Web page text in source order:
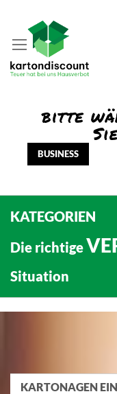
BUSINESS
KATEGORIEN
Die richtige
Situation
KARTONAGEN